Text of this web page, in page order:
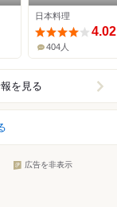
日本料理
4.02
404人
を見る
広告を非表示